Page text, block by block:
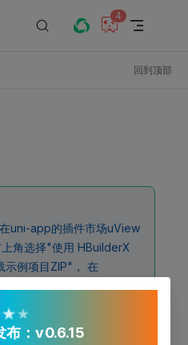
★★
布：v0.6.15
4
回到顶部
uni-app的插件市场uView
角选择"使用 HBuilderX
示例项目ZIP"， 在